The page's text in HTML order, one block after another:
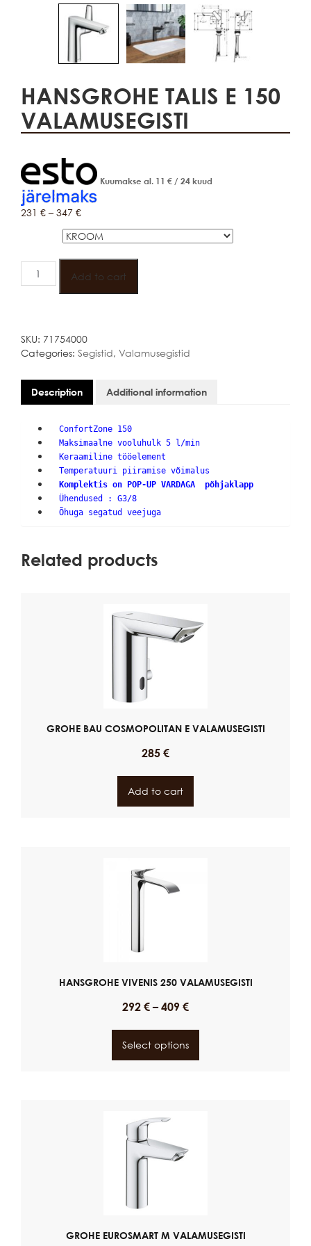
HANSGROHE TALIS E 150
VALAMUSEGISTI
Kuumakse al. 11 € / 24 kuud
231 € – 347 €
HANSGROHE
TALIS
Add to cart
SKU: 71754000
Categories: Segistid, Valamusegistid
Description Additional information
ConfortZone 150
Maksimaalne vooluhulk 5 l/min
Keraamiline tööelement
Temperatuuri piiramise võimalus
Komplektis on POP-UP VARDAGA põhjaklapp
Ühendused : G3/8
Õhuga segatud veejuga
Related products
GROHE BAU COSMOPOLITAN E VALAMUSEGISTI
285 €
Add to cart
HANSGROHE VIVENIS 250 VALAMUSEGISTI
292 € – 409 €
Select options
GROHE EUROSMART M VALAMUSEGISTI